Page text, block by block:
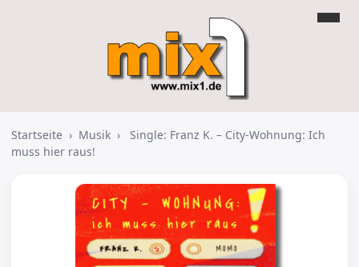
Startseite › Musik ›
Single: Franz K. – City-Wohnung: Ich
muss hier raus!